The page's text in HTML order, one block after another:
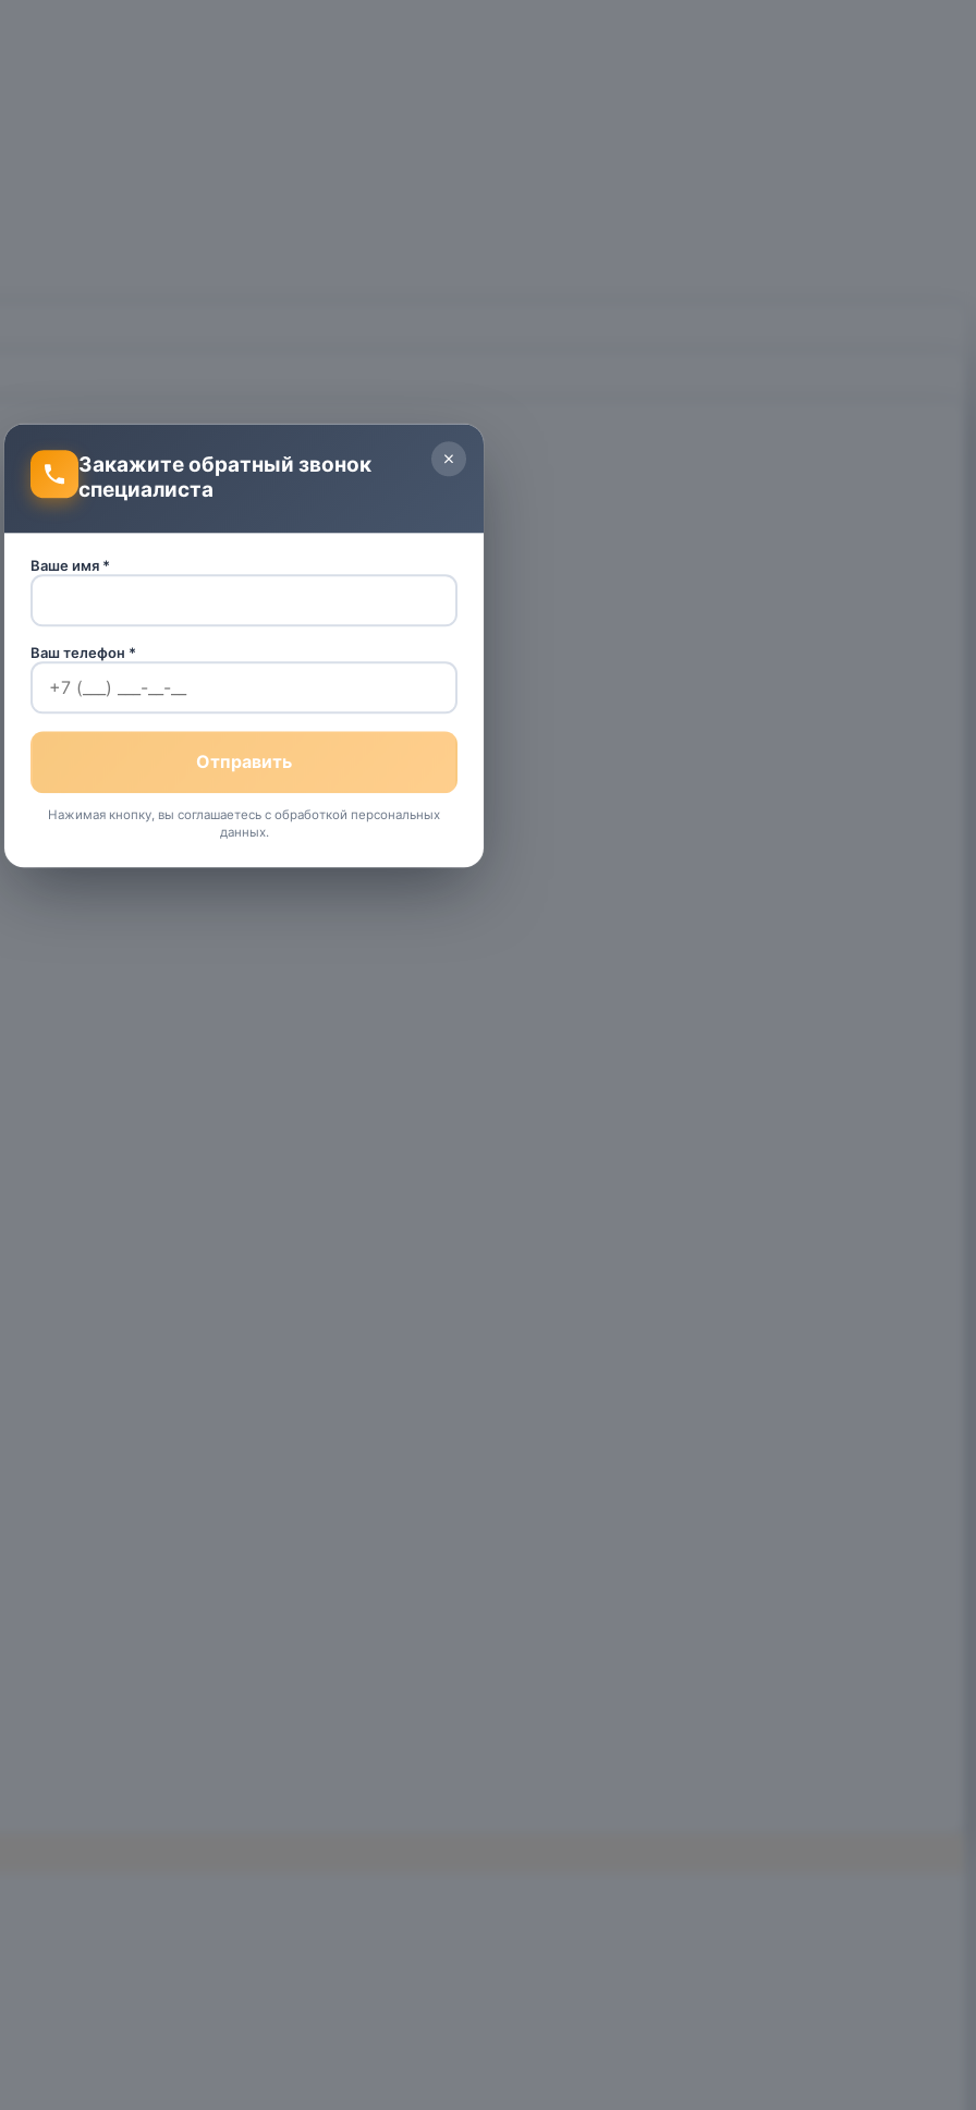
Закажите обратный звонок
специалиста
Ваше имя *
Ваш телефон *
Нажимая кнопку, вы соглашаетесь с обработкой персональных
данных.